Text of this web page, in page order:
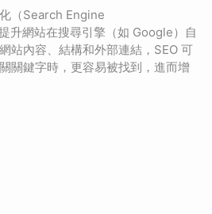
（Search Engine
升網站在搜尋引擎（如 Google）自
站內容、結構和外部連結，SEO 可
關鍵字時，更容易被找到，進而增